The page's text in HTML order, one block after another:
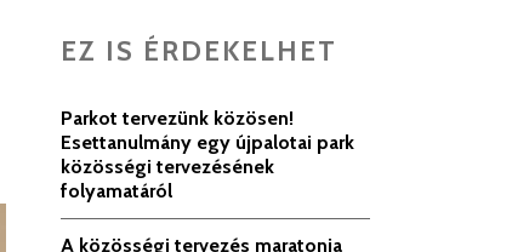
EZ IS ÉRDEKELHET
Parkot tervezünk közösen!
Esettanulmány egy újpalotai park
közösségi tervezésének
folyamatáról
A közösségi tervezés maratonja